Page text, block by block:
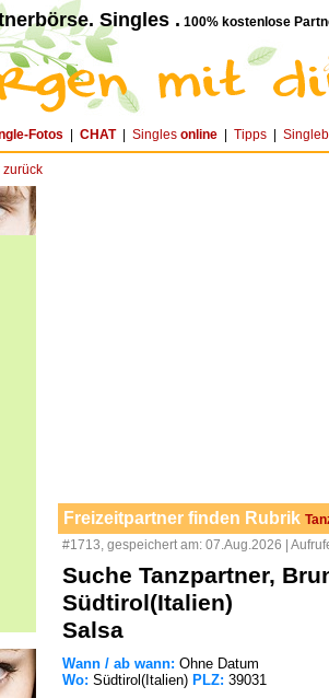
Singles . 100% kostenlose
Fotos CHAT| Singles online Tipps
zurück
Freizeitpartner finden Rubrik
#1713, gespeichert am: 07.Aug.2026 |
Suche Tanzpartner,
Südtirol(Italien)
Salsa
Wann / ab wann: Ohne Datum
Wo: Südtirol(Italien) PLZ: 39031